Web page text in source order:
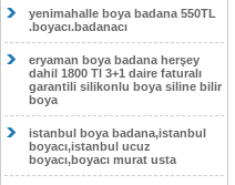
yenimahalle boya badana 550TL
.boyacı.badanacı
eryaman boya badana herşey
dahil 1800 Tl 3+1 daire faturalı
garantili silikonlu boya siline bilir
boya
istanbul boya badana,istanbul
boyacı,istanbul ucuz
boyacı,boyacı murat usta